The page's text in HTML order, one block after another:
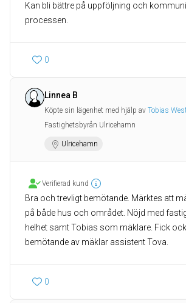
Kan bli bättre på uppföljning och
0
Linnea B
Köpte sin lägenhet med hjälp av Tobias
Fastighetsbyrån Ulricehamn
Ulricehamn
Verifierad kund
Bra och trevligt bemötande. Märktes att
på både hus och området. Nöjd med
helhet samt Tobias som mäklare. Fick
bemötande av mäklar assistent Tova.
0